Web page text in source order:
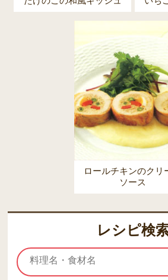
ロールチキンのクリ
ソース
レシピ検